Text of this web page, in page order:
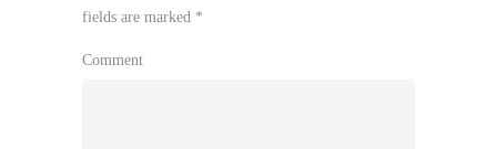
fields are marked *
Comment